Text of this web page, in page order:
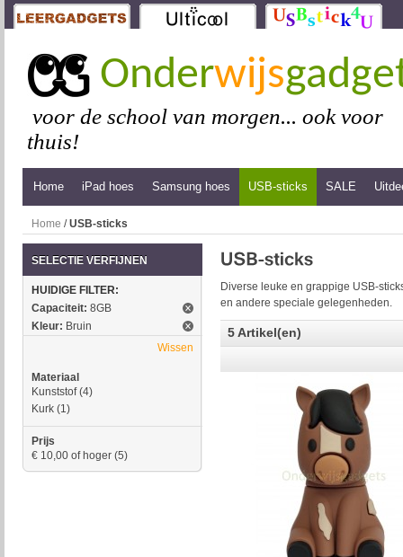
Onderwijs
voor de school van morgen... ook voor
thuis!
Home iPad hoes Samsung hoes USB-sticks SALE
Home /USB-sticks
Diverse leuke en grappige USB-
en andere speciale gelegenheden.
5 Artikel(en)
SELECTIE VERFIJNEN
HUIDIGE FILTER:
Capaciteit: 8GB
Kleur: Bruin
Wissen
Materiaal
Kunststof(4)
Kurk (1)
Prijs
€ 10,00 of hoger (5)